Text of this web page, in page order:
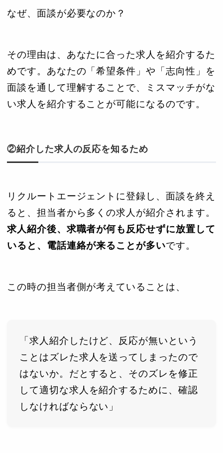
なぜ、面談が必要なのか？
その理由は、あなたに合った求人を紹介するた
めです。あなたの「希望条件」や「志向性」を
面談を通して理解することで、ミスマッチがな
い求人を紹介することが可能になるのです。
②紹介した求人の反応を知るため
リクルートエージェントに登録し、面談を終え
ると、担当者から多くの求人が紹介されます。
求人紹介後、求職者が何も反応せずに放置して
いると、電話連絡が来ることが多いです。
この時の担当者側が考えていることは、
「求人紹介したけど、反応が無いという
ことはズレた求人を送ってしまったので
はないか。だとすると、そのズレを修正
して適切な求人を紹介するために、確認
しなければならない」